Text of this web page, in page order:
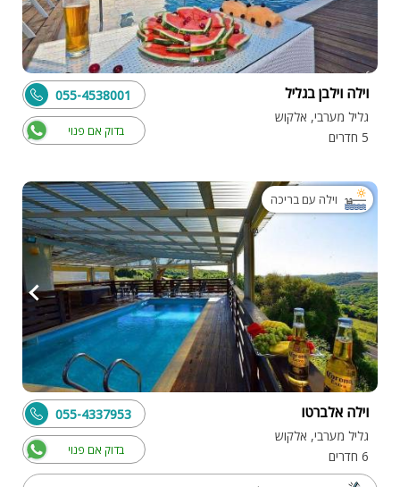
וילה וילבן בגליל
גליל מערבי, אלקוש
5 חדרים
בדוק אם פנוי
055-4538001
וילה עם בריכה
וילה אלברטו
גליל מערבי, אלקוש
6 חדרים
בדוק אם פנוי
055-4337953